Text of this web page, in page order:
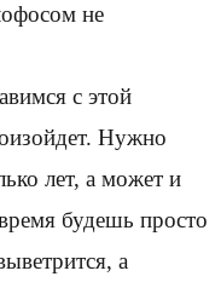
не
с этой
Нужно
лет, а может и
будешь просто
а